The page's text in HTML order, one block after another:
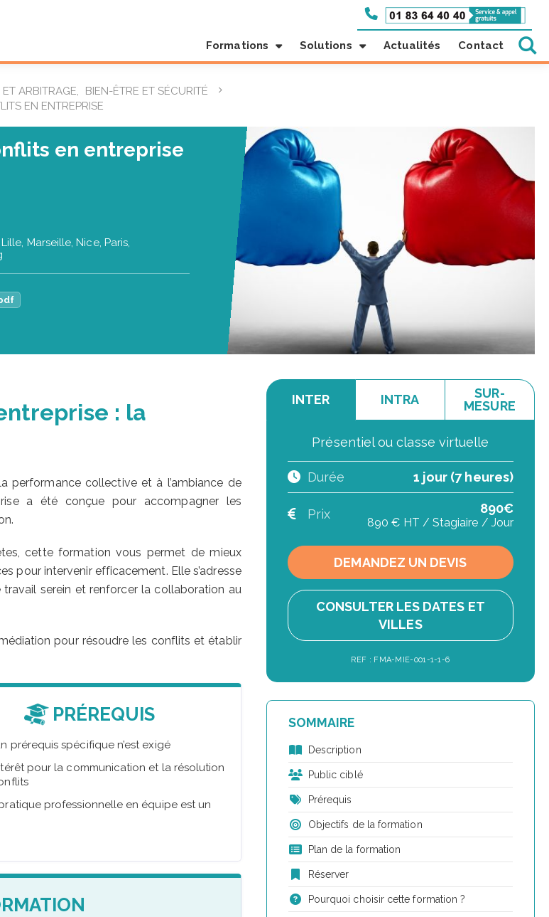
Formations Solutions Actualités Contact
ARBITRAGE,
BIEN-ÊTRE ET SÉCURITÉ
EN ENTREPRISE
en entreprise
Marseille, Nice, Paris,
: la
performance collective et à l’ambiance de
a été conçue pour accompagner les
cette formation vous permet de mieux
pour intervenir efficacement. Elle s’adresse
serein et renforcer la collaboration au
pour résoudre les conflits et établir
PRÉREQUIS
prérequis spécifique n’est exigé
pour la communication et la résolution
professionnelle en équipe est un
INTER INTRA
SUR-
MESURE
Présentiel ou classe virtuelle
Durée 1 jour (7 heures)
Prix 890€
890 € HT / Stagiaire / Jour
DEMANDEZ UN DEVIS
CONSULTER LES DATES ET
VILLES
REF : FMA-MIE-001-1-1-6
SOMMAIRE
Description
Public ciblé
Prérequis
Objectifs de la formation
Plan de la formation
Réserver
Pourquoi choisir cette formation ?